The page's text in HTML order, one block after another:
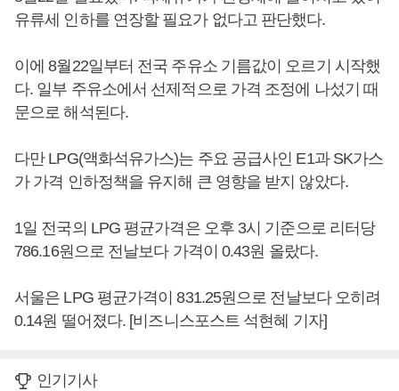
유류세 인하를 연장할 필요가 없다고 판단했다.
이에 8월22일부터 전국 주유소 기름값이 오르기 시작했
다. 일부 주유소에서 선제적으로 가격 조정에 나섰기 때
문으로 해석된다.
다만 LPG(액화석유가스)는 주요 공급사인 E1과 SK가스
가 가격 인하정책을 유지해 큰 영향을 받지 않았다.
1일 전국의 LPG 평균가격은 오후 3시 기준으로 리터당
786.16원으로 전날보다 가격이 0.43원 올랐다.
서울은 LPG 평균가격이 831.25원으로 전날보다 오히려
0.14원 떨어졌다. [비즈니스포스트 석현혜 기자]
인기기사